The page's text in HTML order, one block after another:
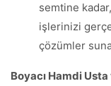
semtine
işlerinizi
çözümler
Boyacı Hamdi